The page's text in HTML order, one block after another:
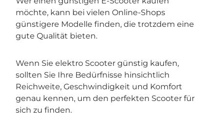
möchte, kann bei vielen Online-Shops
günstigere Modelle finden, die trotzdem eine
gute Qualität bieten.
Wenn Sie elektro Scooter günstig kaufen,
sollten Sie Ihre Bedürfnisse hinsichtlich
Reichweite, Geschwindigkeit und Komfort
genau kennen, um den perfekten Scooter für
sich zu finden.